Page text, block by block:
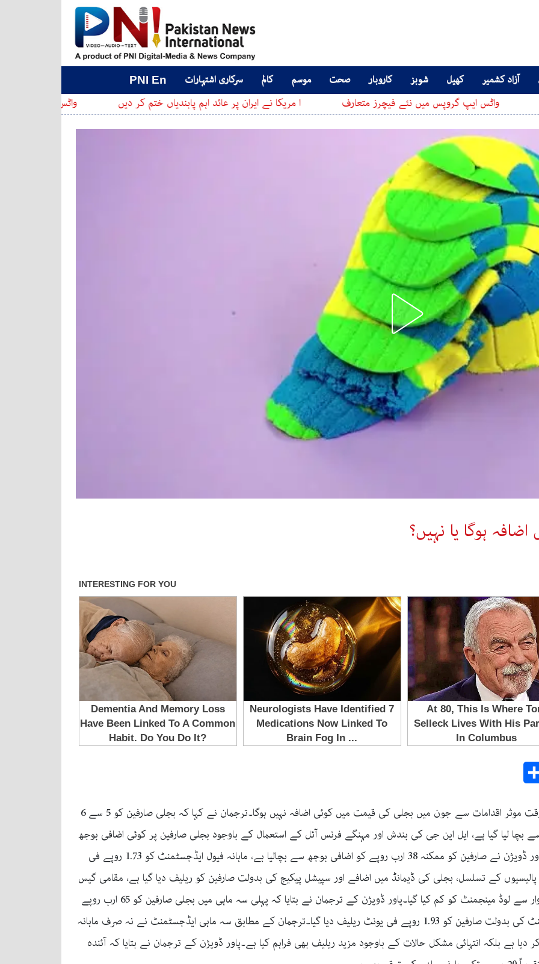
آزاد کشمیر کھیل شوبز کاروبار صحت موسم کالم سرکاری اشتہارات PNI En
واٹس ایپ گروپس میں نئے فیچرز ا مریکا نے ایران پر عائد اہم پابندیاں ختم کر دیں ایپ گروپس میں نئے فیچرز متعارف
ہوگا یا نہیں؟
اسلام آباد : ترجمان پاور ڈویژن نے کہا ہے کہ بروقت موثر اقدامات سے جون میں بجلی کی قیمت میں کوئی اضافہ نہیں ہوگا۔ترجمان نے کہا کہ بجلی صارفین کو 5 سے 6
لیا گیا ہے، ایل این جی کی بندش اور مہنگے فرنس آئل کے استعمال کے باوجود بجلی صارفین پر کوئی اضافی بوجھ
نہیں پڑے گا۔پاور ڈویژن کے ترجمان نے بتایا کہ پاور ڈویژن نے صارفین کو ممکنہ 38 ارب روپے کو اضافی بوجھ سے بچالیا ہے، ماہانہ فیول ایڈجسٹمنٹ کو 1.73 روپے فی
کے تسلسل، بجلی کی ڈیمانڈ میں اضافے اور سپیشل پیکیج کی بدولت صارفین کو ریلیف دیا گیا ہے، مقامی گیس
کی اضافی فراہمی اور درآمدی کول پلانٹس سے پیداوار سے لوڈ مینجمنٹ کو کم کیا گیا۔پاور ڈویژن کے ترجمان نے بتایا کہ پہلی سہ ماہی میں بجلی صارفین کو 65 ارب روپے
کی واپسی ممکن ہوئی ہے، پہلی سہ ماہی ایڈجسٹمنٹ کی بدولت صارفین کو 1.93 روپے فی یونٹ ریلیف دیا گیا۔ترجمان کے مطابق سہ ماہی ایڈجسٹمنٹ نے نہ صرف ماہانہ
ہے بلکہ انتہائی مشکل حالات کے باوجود مزید ریلیف بھی فراہم کیا ہے۔پاور ڈویژن کے ترجمان نے بتایا کہ آئندہ